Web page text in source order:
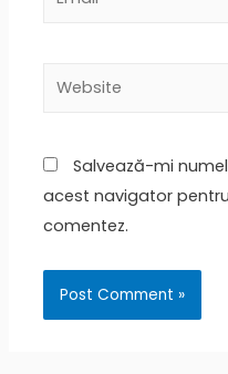
Website
Salvează-mi
acest navigator
comentez.